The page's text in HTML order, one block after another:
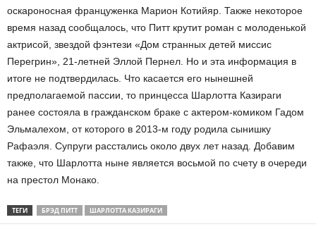
оскароносная француженка Марион Котийяр. Также некоторое
время назад сообщалось, что Питт крутит роман с молоденькой
актрисой, звездой фэнтези «Дом странных детей миссис
Перегрин», 21-летней Эллой Пернел. Но и эта информация в
итоге не подтвердилась. Что касается его нынешней
предполагаемой пассии, то принцесса Шарлотта Казираги
ранее состояла в гражданском браке с актером-комиком Гадом
Эльмалехом, от которого в 2013-м году родила сынишку
Рафаэля. Супруги расстались около двух лет назад. Добавим
также, что Шарлотта ныне является восьмой по счету в очереди
на престол Монако.
ТЕГИ БРЭД ПИТТ ШАРЛОТТА КАЗИРАГИ